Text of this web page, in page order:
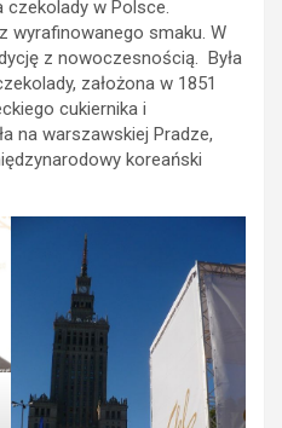
w Polsce.
wyrafinowanego smaku. W
z nowoczesnością. Była
założona w 1851
cukiernika i
na warszawskiej Pradze,
koreański